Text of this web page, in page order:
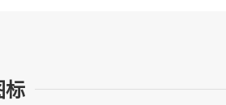
标